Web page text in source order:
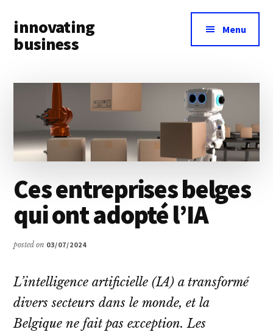
main
content
primary
sidebar
menu
innovating
business
business
innovation
à
portée
de
main
Menu
Ces entreprises belges
qui ont adopté l’IA
posted on 03/07/2024
L’intelligence artificielle (IA) a transformé
divers secteurs dans le monde, et la
Belgique ne fait pas exception. Les